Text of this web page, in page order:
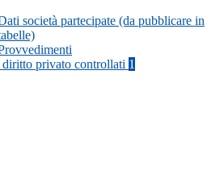
società partecipate (da pubblicare in
privato controllati 1